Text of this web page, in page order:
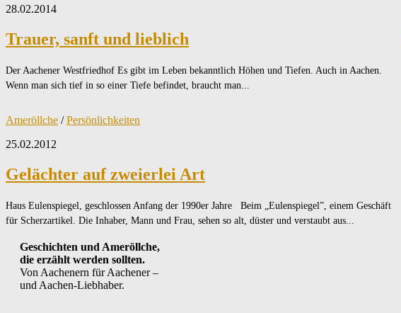
28.02.2014
Trauer, sanft und lieblich
Der Aachener Westfriedhof Es gibt im Leben bekanntlich Höhen und Tiefen. Auch in Aachen.
Wenn man sich tief in so einer Tiefe befindet, braucht man...
Ameröllche /Persönlichkeiten
25.02.2012
Gelächter auf zweierlei Art
Haus Eulenspiegel, geschlossen Anfang der 1990er Jahre Beim „Eulenspiegel”, einem Geschäft
für Scherzartikel. Die Inhaber, Mann und Frau, sehen so alt, düster und verstaubt aus...
Geschichten und Ameröllche,
die erzählt werden sollten.
Von Aachenern für Aachener –
und Aachen-Liebhaber.